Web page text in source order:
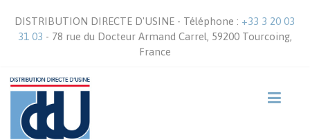
DISTRIBUTION DIRECTE D'USINE - Téléphone : +33 3 20 03
31 03 - 78 rue du Docteur Armand Carrel, 59200 Tourcoing,
France